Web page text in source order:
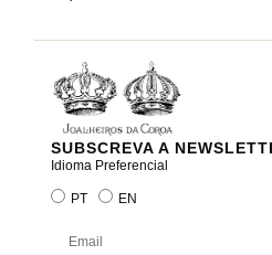
SUBSCREVA A
Idioma Preferencial
PT EN